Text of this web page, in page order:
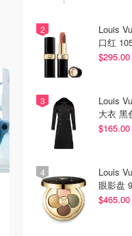
Louis
口红
$295.00
Louis
大衣 黑
$165.00
Louis
眼影盘
$465.00